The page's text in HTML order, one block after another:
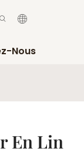
Nous
En Lin